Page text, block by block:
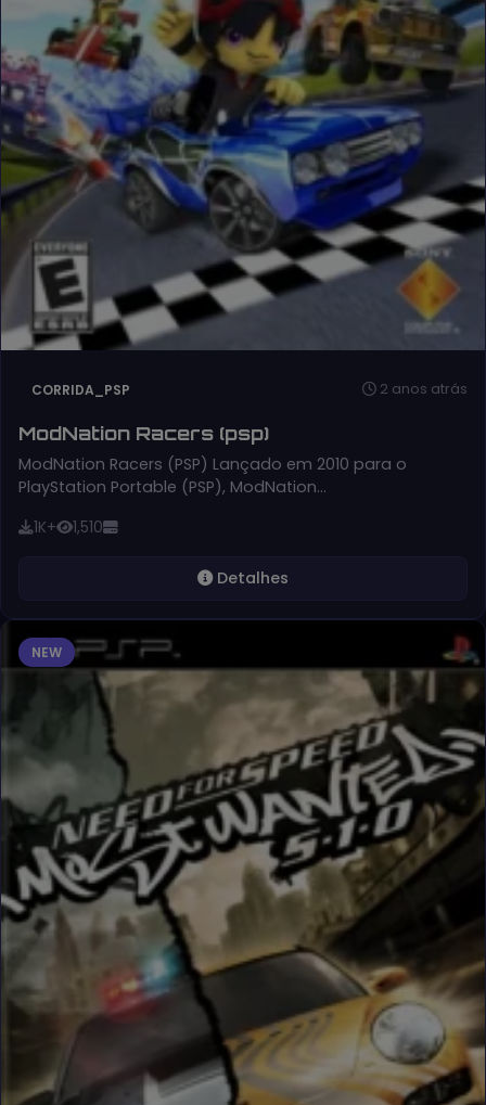
CORRIDA_PSP 2 anos atrás
ModNation Racers (psp)
ModNation Racers (PSP) Lançado em 2010 para o
PlayStation Portable (PSP), ModNation…
1K+ 1,510
Detalhes
NEW